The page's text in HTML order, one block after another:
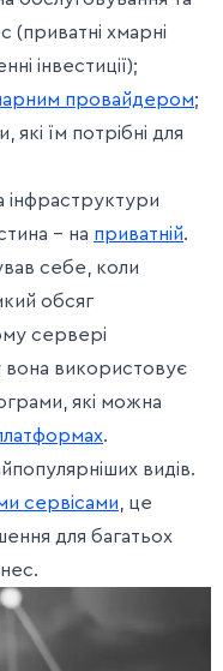
(приватні хмарні
інвестиції);
провайдером;
які їм потрібні для
інфраструктури
– на приватній.
себе, коли
обсяг
сервері
вона використовує
які можна
.
видів.
сервісами, це
для багатьох